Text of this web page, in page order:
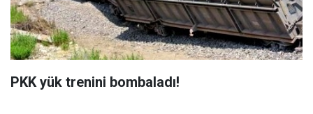
PKK yük trenini bombaladı!